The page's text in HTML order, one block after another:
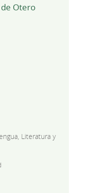
Otero
Literatura y